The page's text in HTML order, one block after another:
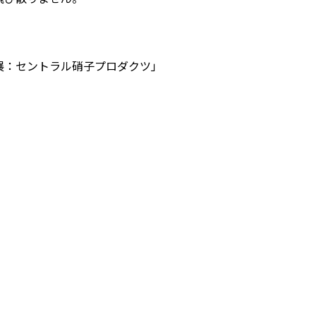
セントラル硝子プロダクツ」